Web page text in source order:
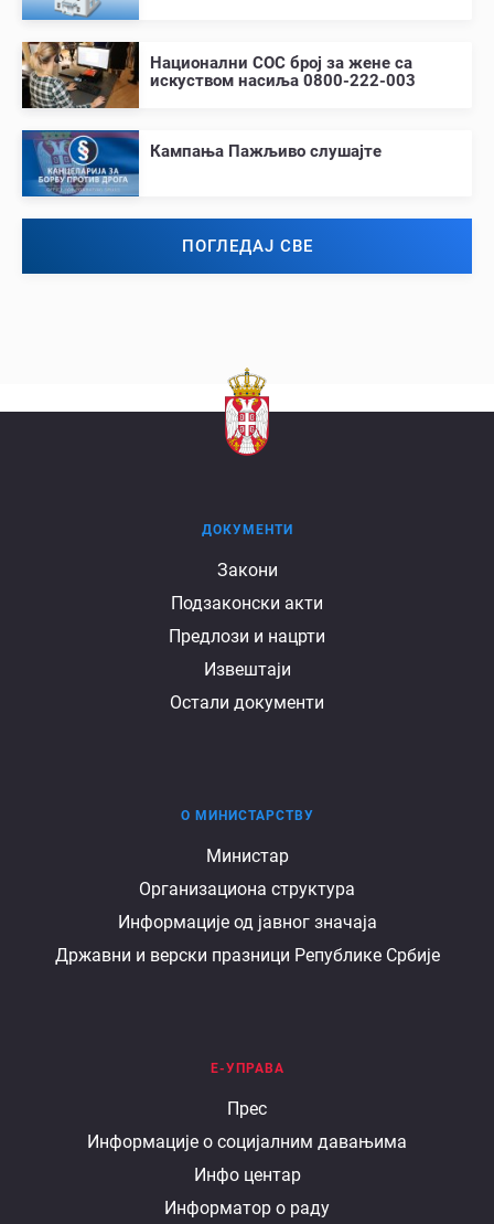
Национални СОС број за жене са
искуством насиља 0800-222-003
Кампања Пажљиво слушајте
ПОГЛЕДАЈ СВЕ
ДОКУМЕНТИ
Закони
Подзаконски акти
Предлози и нацрти
Извештаји
Остали документи
министарству
О МИНИСТАРСТВУ
Министар
Организациона структура
Информације од јавног значаја
Државни и верски празници Републике Србије
Е-УПРАВА
Прес
Информације о социјалним давањима
Инфо центар
Информатор о раду